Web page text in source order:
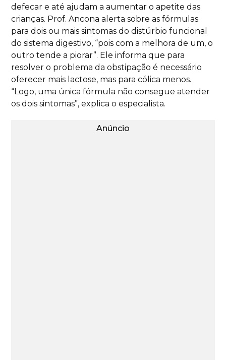
defecar e até ajudam a aumentar o apetite das
crianças. Prof. Ancona alerta sobre as fórmulas
para dois ou mais sintomas do distúrbio funcional
do sistema digestivo, “pois com a melhora de um, o
outro tende a piorar”. Ele informa que para
resolver o problema da obstipação é necessário
oferecer mais lactose, mas para cólica menos.
“Logo, uma única fórmula não consegue atender
os dois sintomas”, explica o especialista.
Anúncio